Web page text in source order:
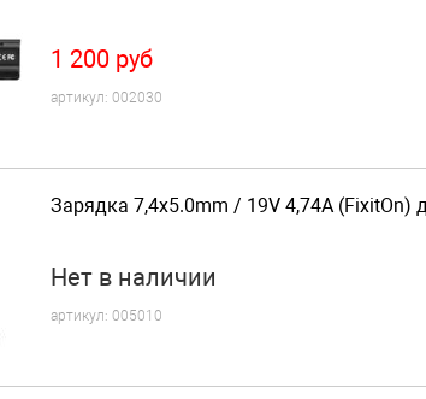
1 200 руб
артикул: 002030
Зарядка 7,4x5.0mm / 19V 4,74A (FixitOn)
Нет в наличии
артикул: 005010